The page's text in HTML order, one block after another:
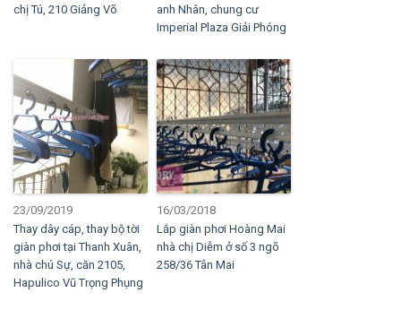
chị Tú, 210 Giảng Võ
anh Nhân, chung cư
Imperial Plaza Giải Phóng
23/09/2019
Thay dây cáp, thay bộ tời
giàn phơi tại Thanh Xuân,
nhà chú Sự, căn 2105,
Hapulico Vũ Trọng Phụng
16/03/2018
Lắp giàn phơi Hoàng Mai
nhà chị Diễm ở số 3 ngõ
258/36 Tân Mai